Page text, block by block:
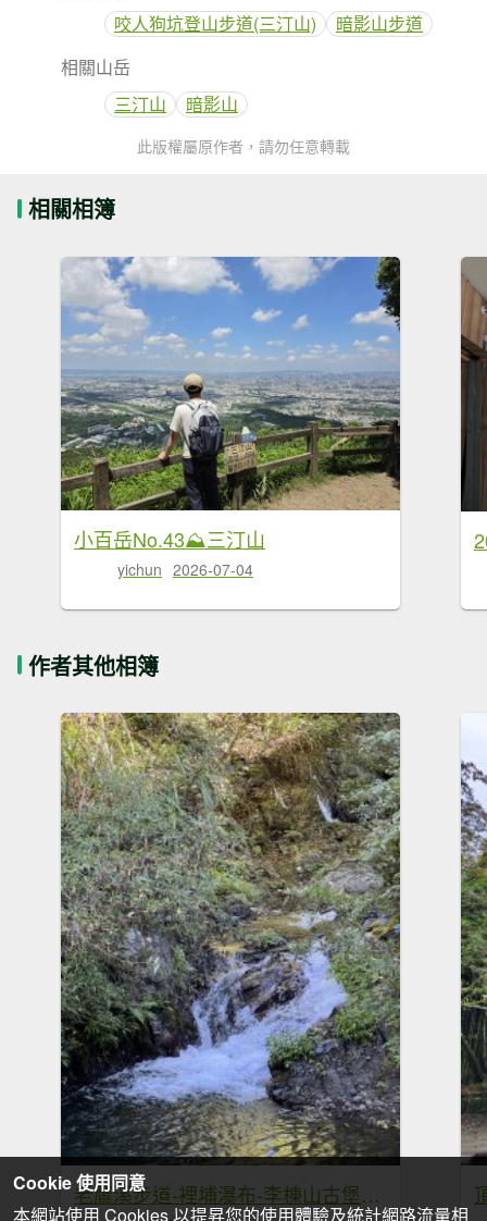
咬人狗坑登山步道(三汀山)
暗影山步道
相關山岳
三汀山
暗影山
此版權屬原作者，請勿任意轉載
相關相簿
小百岳No.43⛰三汀山
yichun 2026-07-04
作者其他相簿
老鷹溪步道-裡埔瀑布-李棟山古堡_20241019
Cookie 使用同意
本網站使用 Cookies 以提昇您的使用體驗及統計網路流量相